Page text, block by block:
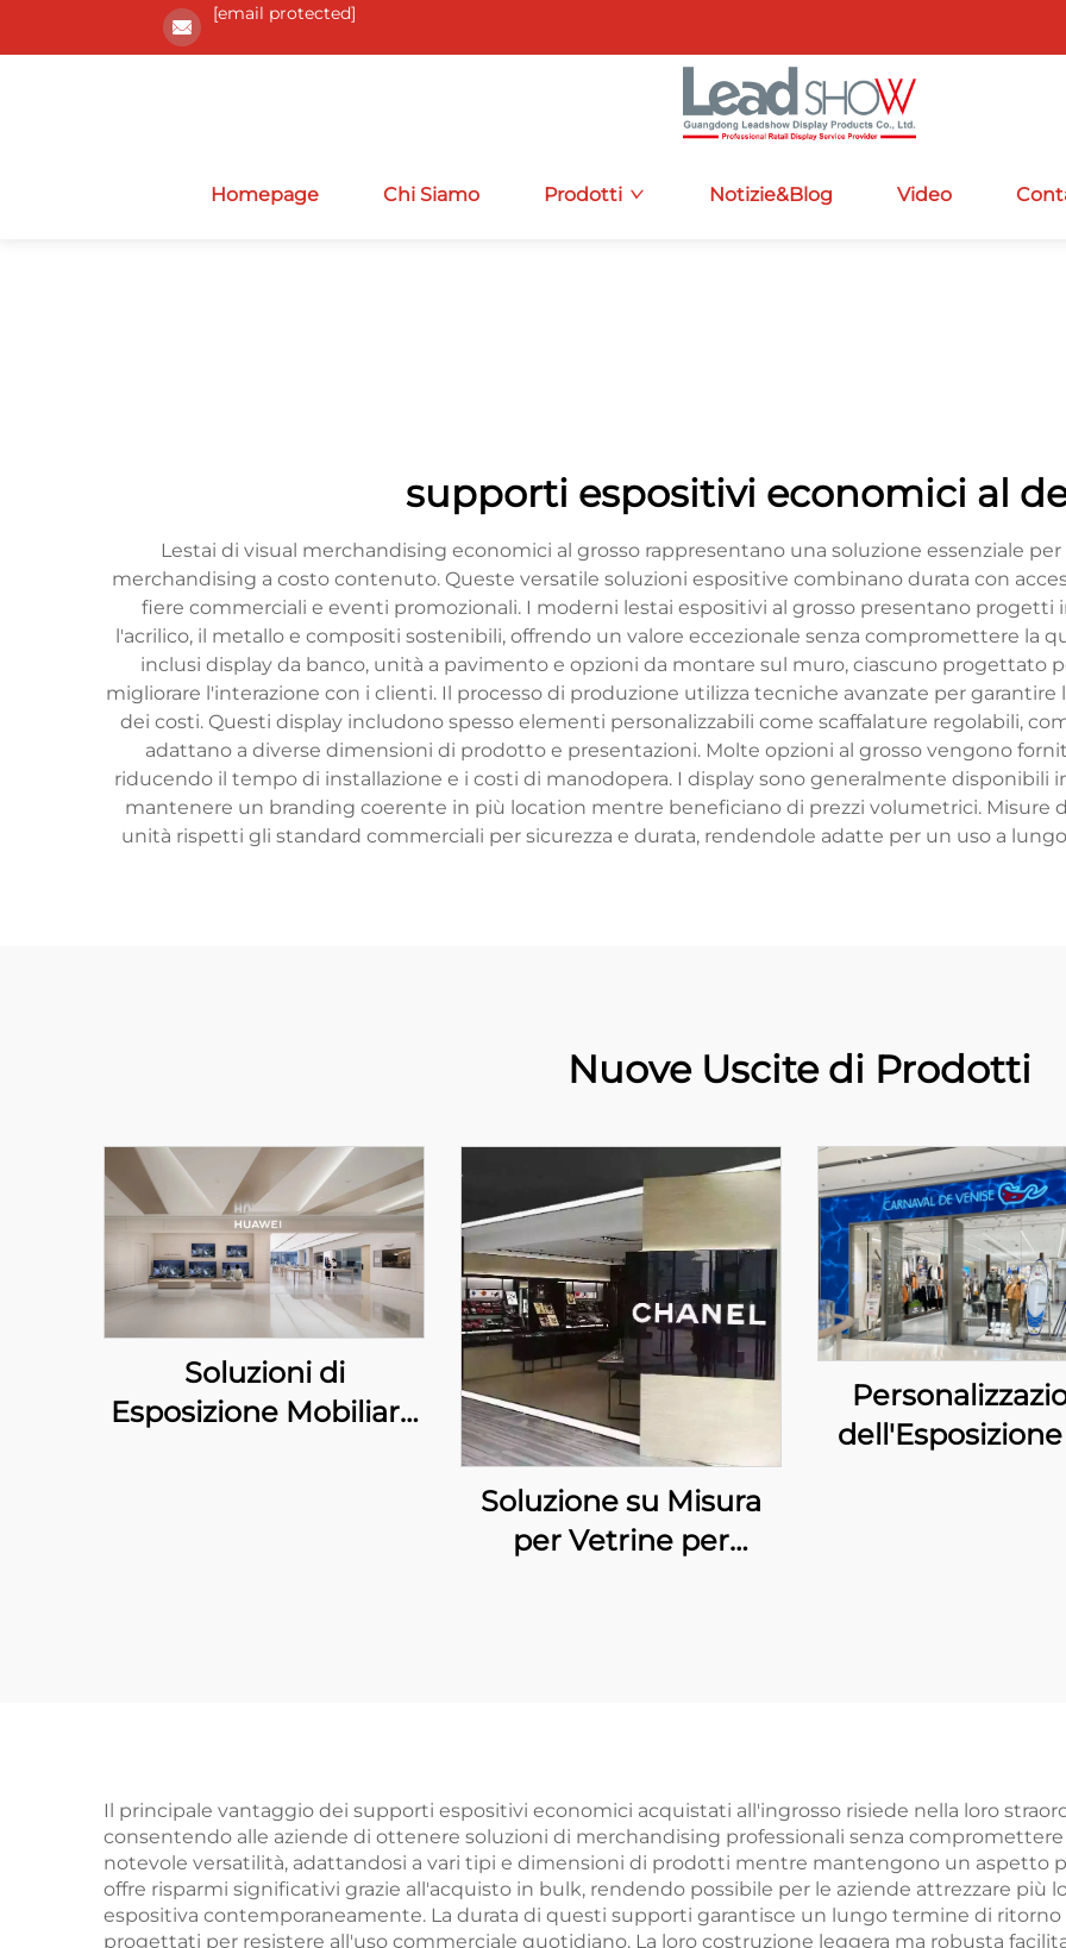
[email protected]
Homepage Chi Siamo Prodotti Notizie&Blog Video
supporti espositivi economici al
Lestai di visual merchandising economici al grosso rappresentano una soluzione essenziale
merchandising a costo contenuto. Queste versatile soluzioni espositive combinano durata con
fiere commerciali e eventi promozionali. I moderni lestai espositivi al grosso presentano
l'acrilico, il metallo e compositi sostenibili, offrendo un valore eccezionale senza compromettere la
inclusi display da banco, unità a pavimento e opzioni da montare sul muro, ciascuno progettato
migliorare l'interazione con i clienti. Il processo di produzione utilizza tecniche avanzate per
dei costi. Questi display includono spesso elementi personalizzabili come scaffalature regolabili,
adattano a diverse dimensioni di prodotto e presentazioni. Molte opzioni al grosso vengono
riducendo il tempo di installazione e i costi di manodopera. I display sono generalmente
mantenere un branding coerente in più location mentre beneficiano di prezzi volumetrici. Misure
unità rispetti gli standard commerciali per sicurezza e durata, rendendole adatte per un uso a
Nuove Uscite di Prodotti
Soluzioni di
Esposizione Mobiliare
Soluzione su Misura
per Vetrine per
Il principale vantaggio dei supporti espositivi economici acquistati all'ingrosso risiede nella loro
consentendo alle aziende di ottenere soluzioni di merchandising professionali senza
notevole versatilità, adattandosi a vari tipi e dimensioni di prodotti mentre mantengono un aspetto
offre risparmi significativi grazie all'acquisto in bulk, rendendo possibile per le aziende attrezzare
espositiva contemporaneamente. La durata di questi supporti garantisce un lungo termine di
progettati per resistere all'uso commerciale quotidiano. La loro costruzione leggera ma robusta